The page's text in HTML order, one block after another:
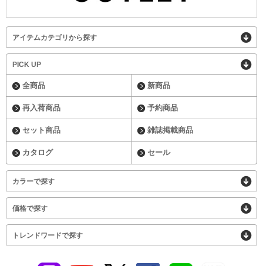
アイテムカテゴリから探す
PICK UP
全商品 新商品
再入荷商品 予約商品
セット商品 雑誌掲載商品
カタログ セール
カラーで探す
価格で探す
トレンドワードで探す